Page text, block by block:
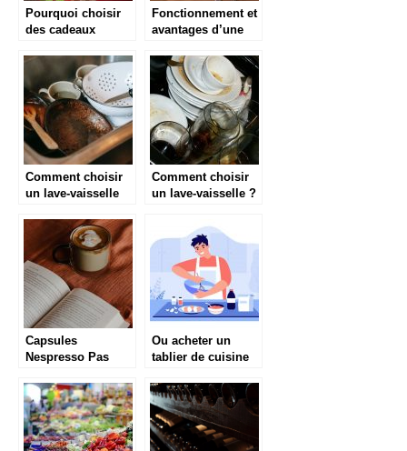
Pourquoi choisir
des cadeaux
Fonctionnement et
avantages d’une
Comment choisir
un lave-vaisselle
Comment choisir
un lave-vaisselle ?
Capsules
Nespresso Pas
Prix 2021
Ou acheter un
tablier de cuisine